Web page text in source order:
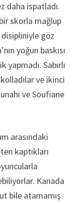
daha ispatladı.
skorla mağlup
göz
yoğun baskısı
yapmadı. Sabırlı
ve ikinci
ve Soufiane
arasındaki
kaptıkları
Kanada
bile atamamış